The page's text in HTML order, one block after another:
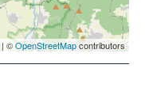
| ©OpenStreetMapcontributors